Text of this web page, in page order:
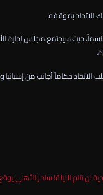
الاتحاد بموقفه.
15 أبريل يوماً حاسماً، حيث
حكاماً أجانب من إسبانيا
لن تنام الليلة! ساحر